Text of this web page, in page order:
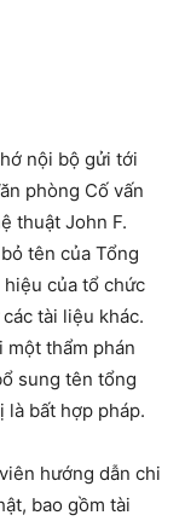
nội bộ gửi tới
phòng Cố vấn
thuật John F.
tên của Tổng
của tổ chức
tài liệu khác.
một thẩm phán
sung tên tổng
là bất hợp pháp.
hướng dẫn chi
bao gồm tài